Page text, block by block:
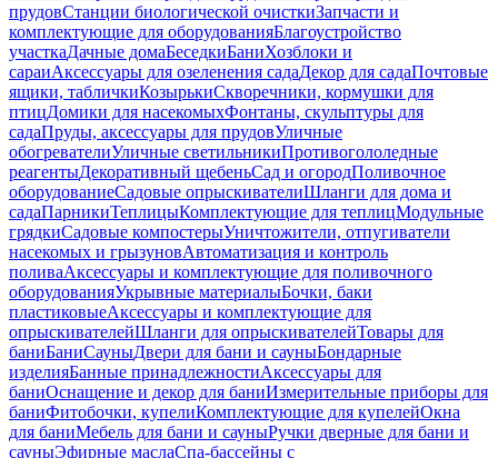
прудовСтанции биологической очисткиЗапчасти и
комплектующие для оборудованияБлагоустройство
участкаДачные домаБеседкиБаниХозблоки и
сараиАксессуары для озеленения садаДекор для садаПочтовые
ящики, табличкиКозырькиСкворечники, кормушки для
птицДомики для насекомыхФонтаны, скульптуры для
садаПруды, аксессуары для прудовУличные
обогревателиУличные светильникиПротивогололедные
реагентыДекоративный щебеньСад и огородПоливочное
оборудованиеСадовые опрыскивателиШланги для дома и
садаПарникиТеплицыКомплектующие для теплицМодульные
грядкиСадовые компостерыУничтожители, отпугиватели
насекомых и грызуновАвтоматизация и контроль
поливаАксессуары и комплектующие для поливочного
оборудованияУкрывные материалыБочки, баки
пластиковыеАксессуары и комплектующие для
опрыскивателейШланги для опрыскивателейТовары для
баниБаниСауныДвери для бани и сауныБондарные
изделияБанные принадлежностиАксессуары для
баниОснащение и декор для баниИзмерительные приборы для
баниФитобочки, купелиКомплектующие для купелейОкна
для баниМебель для бани и сауныРучки дверные для бани и
сауныЭфирные маслаСпа-бассейны с